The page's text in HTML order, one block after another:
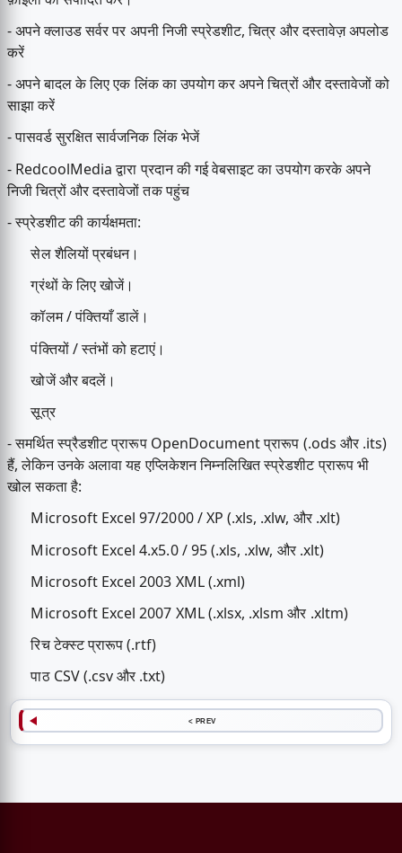
- अपने क्लाउड सर्वर पर अपनी निजी स्प्रेडशीट, चित्र और दस्तावेज़ अपलोड
करें
- अपने बादल के लिए एक लिंक का उपयोग कर अपने चित्रों और दस्तावेजों को
साझा करें
- पासवर्ड सुरक्षित सार्वजनिक लिंक भेजें
- RedcoolMedia द्वारा प्रदान की गई वेबसाइट का उपयोग करके अपने
निजी चित्रों और दस्तावेजों तक पहुंच
- स्प्रेडशीट की कार्यक्षमता:
सेल शैलियों प्रबंधन।
ग्रंथों के लिए खोजें।
कॉलम / पंक्तियाँ डालें।
पंक्तियों / स्तंभों को हटाएं।
खोजें और बदलें।
सूत्र
- समर्थित स्प्रैडशीट प्रारूप OpenDocument प्रारूप (.ods और .its)
हैं, लेकिन उनके अलावा यह एप्लिकेशन निम्नलिखित स्प्रेडशीट प्रारूप भी
खोल सकता है:
Microsoft Excel 97/2000 / XP (.xls, .xlw, और .xlt)
Microsoft Excel 4.x5.0 / 95 (.xls, .xlw, और .xlt)
Microsoft Excel 2003 XML (.xml)
Microsoft Excel 2007 XML (.xlsx, .xlsm और .xltm)
रिच टेक्स्ट प्रारूप (.rtf)
पाठ CSV (.csv और .txt)
< PREV